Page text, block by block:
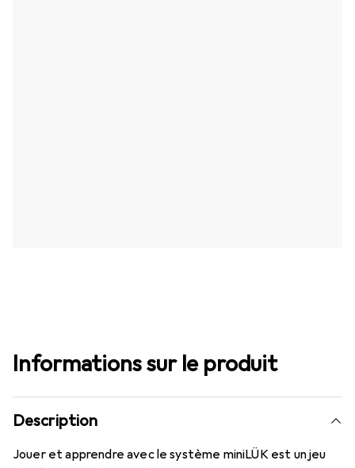
Informations sur le produit
Description
Jouer et apprendre avec le système miniLÜK est un jeu